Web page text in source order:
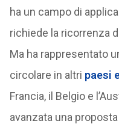
ha un campo di
richiede la ricorrenza
Ma ha rappresentato
circolare in altri paesi
Francia, il Belgio e
avanzata una